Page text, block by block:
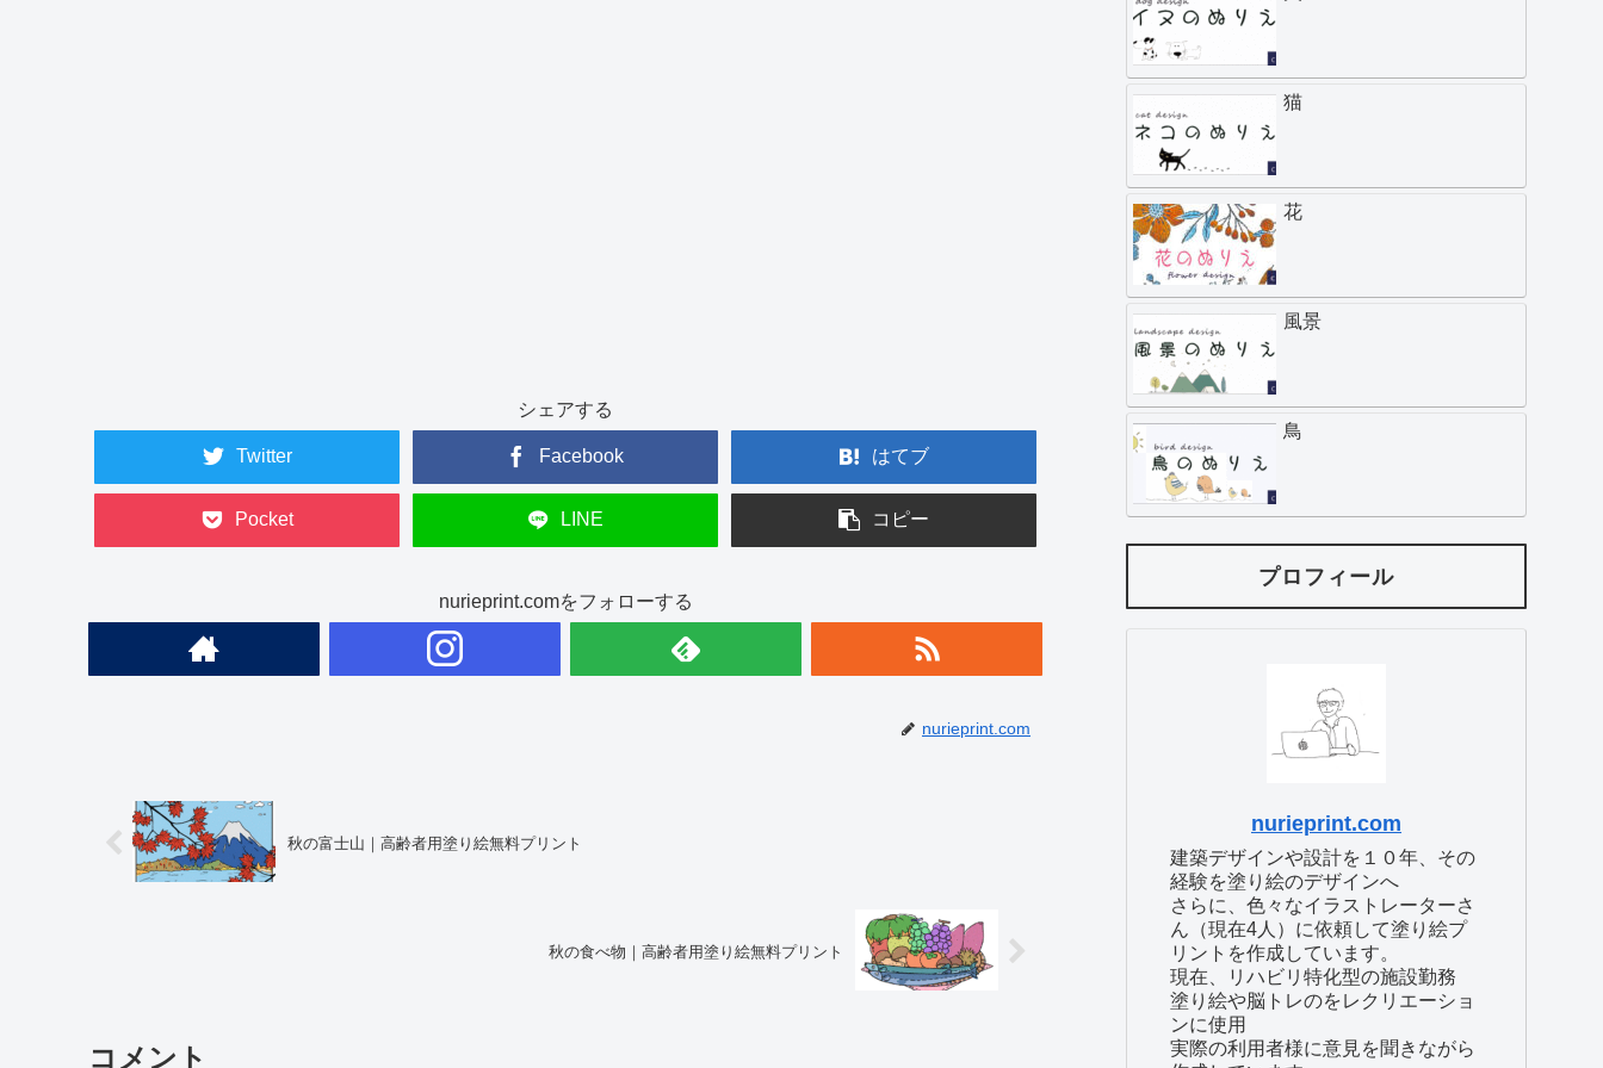
シェアする
Twitter Facebook はてブ
Pocket LINE コピー
nurieprint.comをフォローする
nurieprint.com
秋の富士山｜高齢者用塗り絵無料プリント
秋の食べ物｜高齢者用塗り絵無料プリント
コメント
猫
花
風景
鳥
プロフィール
nurieprint.com
建築デザインや設計を１０年、その
経験を塗り絵のデザインへ
さらに、色々なイラストレーターさ
ん（現在4人）に依頼して塗り絵プ
リントを作成しています。
現在、リハビリ特化型の施設勤務
塗り絵や脳トレのをレクリエーショ
ンに使用
実際の利用者様に意見を聞きながら